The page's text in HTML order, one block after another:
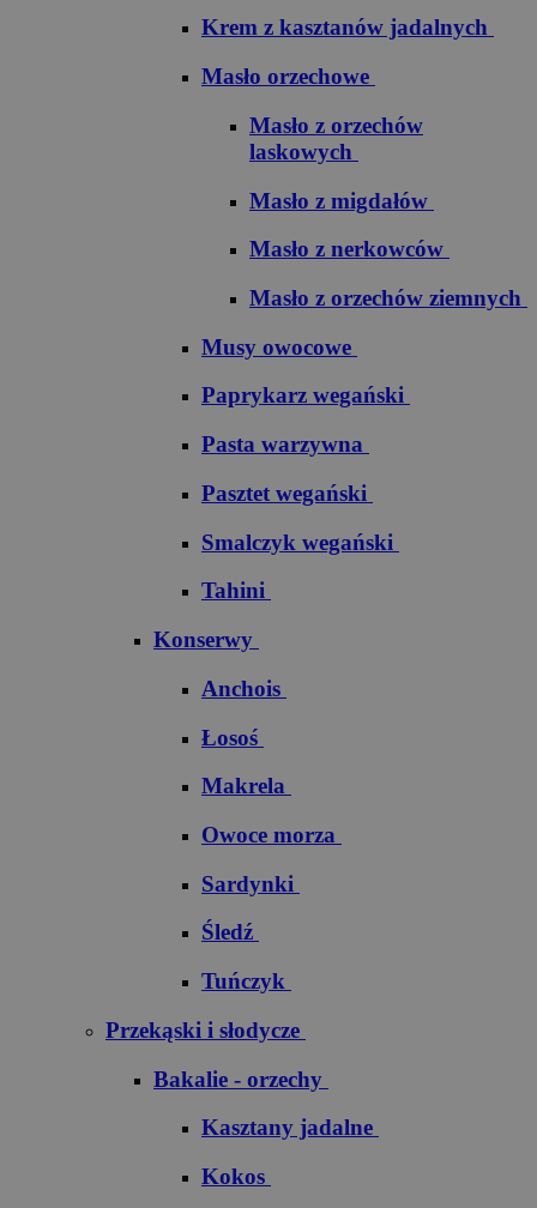
Krem z kasztanów jadalnych
Masło orzechowe
Masło z orzechów
laskowych
Masło z migdałów
Masło z nerkowców
Masło z orzechów ziemnych
Musy owocowe
Paprykarz wegański
Pasta warzywna
Pasztet wegański
Smalczyk wegański
Tahini
Konserwy
Anchois
Łosoś
Makrela
Owoce morza
Sardynki
Śledź
Tuńczyk
Przekąski i słodycze
Bakalie - orzechy
Kasztany jadalne
Kokos